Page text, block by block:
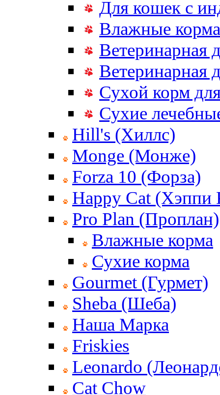
Для кошек с
Влажные
Ветеринарная
Ветеринарная
Сухой корм
Сухие
Hill's (Хиллс)
Monge (Монже)
Forza 10 (Форза)
Happy Cat (Хэппи
Pro Plan (Проплан)
Влажные корма
Сухие корма
Gourmet (Гурмет)
Sheba (Шеба)
Наша Марка
Friskies
Leonardo
Cat Chow